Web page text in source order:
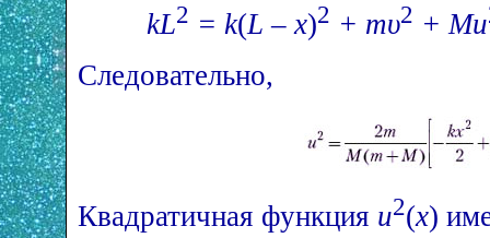
kL2 = k(L – x)2 + mυ2 + Mu
Следовательно,
Квадратичная функция u2(x)